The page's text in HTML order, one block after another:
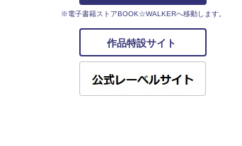
※電子書籍ストアBOOK☆WALKERへ移動します。
作品特設サイト